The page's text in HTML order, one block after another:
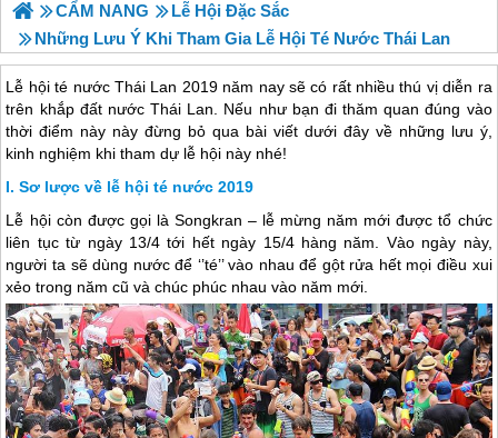
CẨM NANG
Lễ Hội Đặc Sắc
Những Lưu Ý Khi Tham Gia Lễ Hội Té Nước Thái Lan
Lễ hội té nước Thái Lan 2019 năm nay sẽ có rất nhiều thú vị diễn ra
trên khắp đất nước Thái Lan. Nếu như bạn đi thăm quan đúng vào
thời điểm này này đừng bỏ qua bài viết dưới đây về những lưu ý,
kinh nghiệm khi tham dự lễ hội này nhé!
Sơ lược về lễ hội té nước 2019
Lễ hội còn được gọi là Songkran – lễ mừng năm mới được tổ chức
liên tục từ ngày 13/4 tới hết ngày 15/4 hàng năm. Vào ngày này,
người ta sẽ dùng nước để ‘’té’’ vào nhau để gột rửa hết mọi điều xui
xẻo trong năm cũ và chúc phúc nhau vào năm mới.